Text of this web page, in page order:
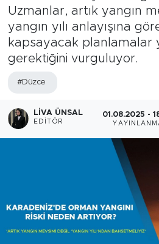
Uzmanlar, artık yangın
yangın yılı anlayışına
kapsayacak planlamalar
gerektiğini vurguluyor.
#Düzce
LIVA ÜNSAL
EDITÖR
01.08.2025 -